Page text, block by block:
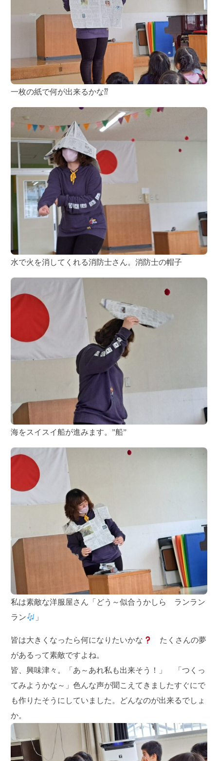
一枚の紙で何が出来るかな⁇
水で火を消してくれる消防士さん。消防士の帽子
海をスイスイ船が進みます。”船”
私は素敵な洋服屋さん「どう～似合うかしら ランラン
ラン
」
皆は大きくなったら何になりたいかな
たくさんの夢
があるって素敵ですよね。
皆、興味津々。「あ～あれ私も出来そう！」 「つくっ
てみようかな～」色んな声が聞こえてきましたすぐにで
も作りたそうにしていました。どんなのが出来るでしょ
か。